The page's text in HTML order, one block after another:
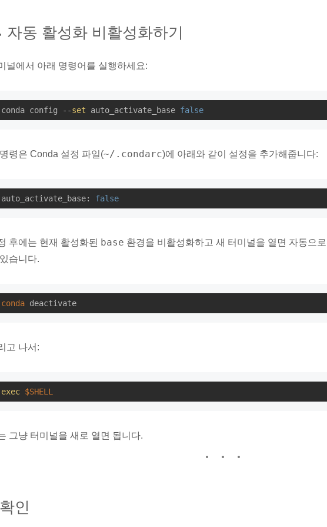
자동 활성화 비활성화하기
널에서 아래 명령어를 실행하세요:
conda config --set auto_activate_base false
령은 Conda 설정 파일(~/.condarc)에 아래와 같이 설정을 추가해줍니다:
auto_activate_base: false
후에는 현재 활성화된 base 환경을 비활성화하고 새 터미널을 열면 자동으
습니다.
conda deactivate
고 나서:
exec $SHELL
그냥 터미널을 새로 열면 됩니다.
인